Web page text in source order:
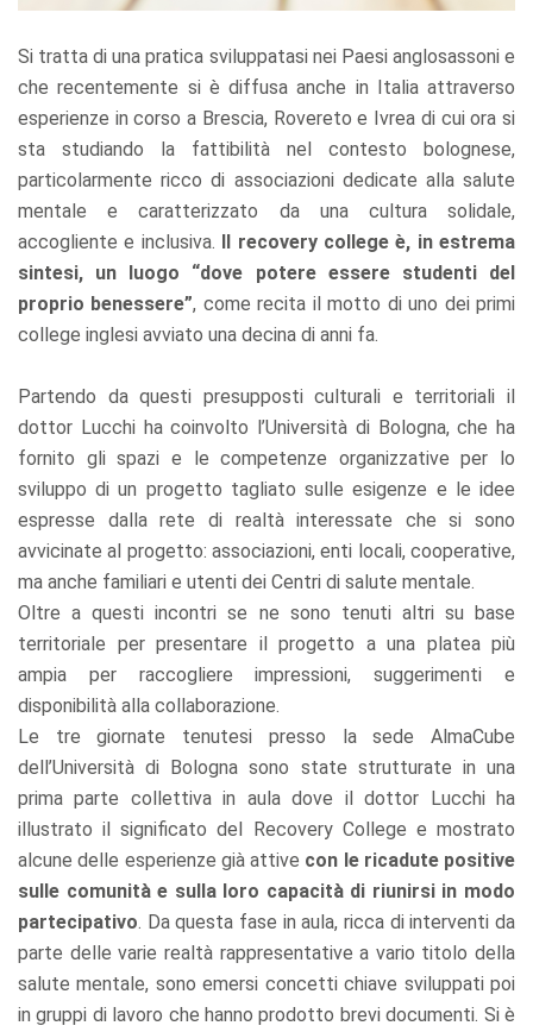
Si tratta di una pratica sviluppatasi nei Paesi anglosassoni e
che recentemente si è diffusa anche in Italia attraverso
esperienze in corso a Brescia, Rovereto e Ivrea di cui ora si
sta studiando la fattibilità nel contesto bolognese,
particolarmente ricco di associazioni dedicate alla salute
mentale e caratterizzato da una cultura solidale,
accogliente e inclusiva. Il recovery college è, in estrema
sintesi, un luogo “dove potere essere studenti del
proprio benessere”, come recita il motto di uno dei primi
college inglesi avviato una decina di anni fa.
Partendo da questi presupposti culturali e territoriali il
dottor Lucchi ha coinvolto l’Università di Bologna, che ha
fornito gli spazi e le competenze organizzative per lo
sviluppo di un progetto tagliato sulle esigenze e le idee
espresse dalla rete di realtà interessate che si sono
avvicinate al progetto: associazioni, enti locali, cooperative,
ma anche familiari e utenti dei Centri di salute mentale.
Oltre a questi incontri se ne sono tenuti altri su base
territoriale per presentare il progetto a una platea più
ampia per raccogliere impressioni, suggerimenti e
disponibilità alla collaborazione.
Le tre giornate tenutesi presso la sede AlmaCube
dell’Università di Bologna sono state strutturate in una
prima parte collettiva in aula dove il dottor Lucchi ha
illustrato il significato del Recovery College e mostrato
alcune delle esperienze già attive con le ricadute positive
sulle comunità e sulla loro capacità di riunirsi in modo
partecipativo. Da questa fase in aula, ricca di interventi da
parte delle varie realtà rappresentative a vario titolo della
salute mentale, sono emersi concetti chiave sviluppati poi
in gruppi di lavoro che hanno prodotto brevi documenti. Si è